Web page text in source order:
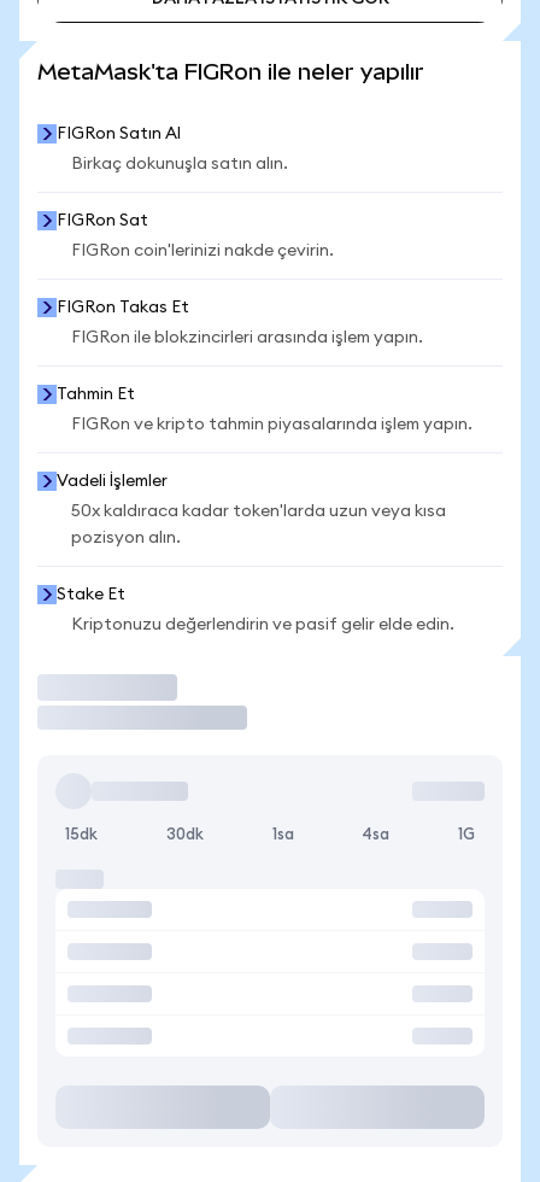
MetaMask'ta FIGRon ile neler yapılır
FIGRon Satın Al
Birkaç dokunuşla satın alın.
FIGRon Sat
FIGRon coin'lerinizi nakde çevirin.
FIGRon Takas Et
FIGRon ile blokzincirleri arasında işlem yapın.
Tahmin Et
FIGRon ve kripto tahmin piyasalarında işlem yapın.
Vadeli İşlemler
50x kaldıraca kadar token'larda uzun veya kısa
pozisyon alın.
Stake Et
Kriptonuzu değerlendirin ve pasif gelir elde edin.
15dk 30dk 1sa 4sa 1G